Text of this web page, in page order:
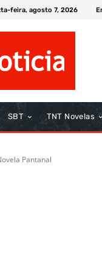
feira, agosto 7, 2026
SBT TNT Novelas
Pantanal